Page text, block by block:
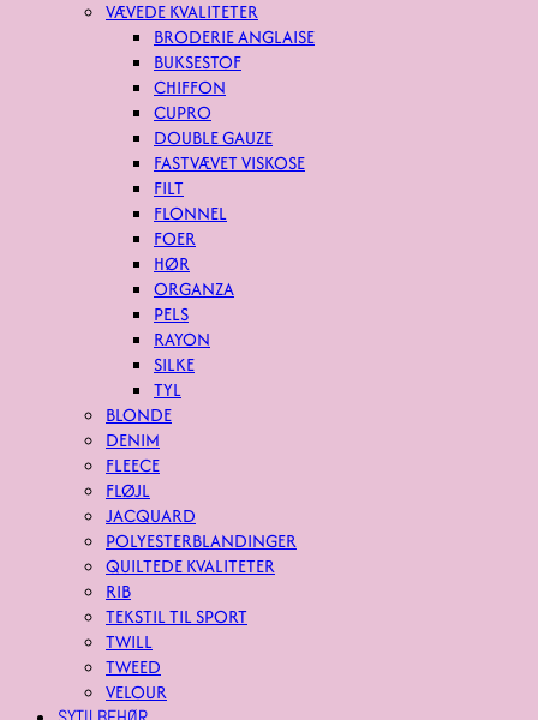
VÆVEDE KVALITETER
BRODERIE ANGLAISE
BUKSESTOF
CHIFFON
CUPRO
DOUBLE GAUZE
FASTVÆVET VISKOSE
FILT
FLONNEL
FOER
HØR
ORGANZA
PELS
RAYON
SILKE
TYL
BLONDE
DENIM
FLEECE
FLØJL
JACQUARD
POLYESTERBLANDINGER
QUILTEDE KVALITETER
RIB
TEKSTIL TIL SPORT
TWILL
TWEED
VELOUR